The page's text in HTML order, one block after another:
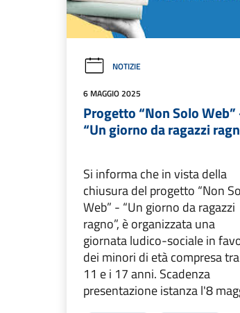
NOTIZIE
6 MAGGIO 2025
Progetto “Non Solo Web”
“Un giorno da ragazzi
Si informa che in vista della
chiusura del progetto “Non
Web” - “Un giorno da ragazzi
ragno”, è organizzata una
giornata ludico-sociale in
dei minori di età compresa
11 e i 17 anni. Scadenza
presentazione istanza l'8